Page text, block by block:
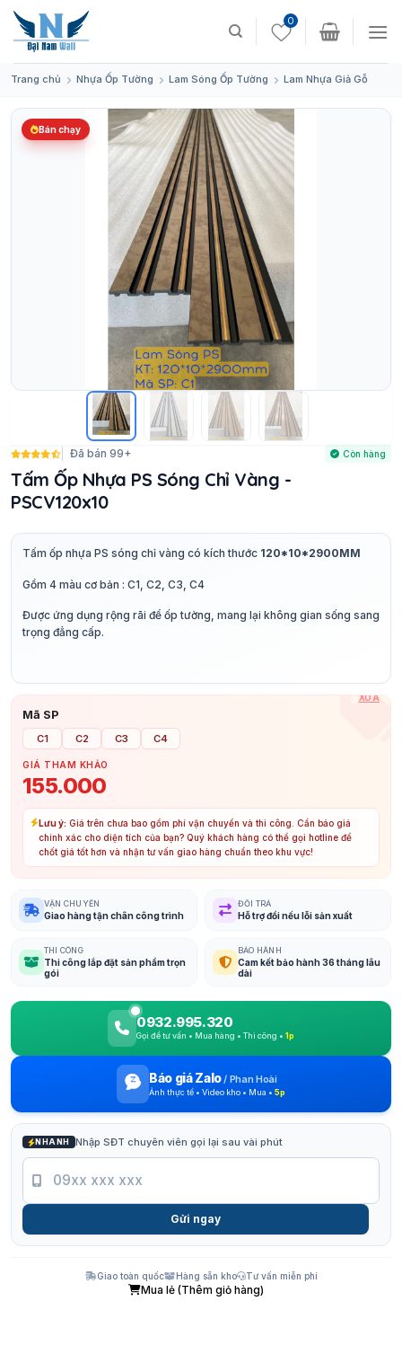
Skip
content
0
Trang chủ Nhựa Ốp Tường Lam Sóng Ốp Tường Lam Nhựa Giả Gỗ
Bán chạy
Đã bán 99+ Còn hàng
Tấm Ốp Nhựa PS Sóng Chỉ Vàng -
PSCV120x10
Tấm ốp nhựa PS sóng chỉ vàng có kích thước 120*10*2900MM
Gồm 4 màu cơ bản : C1, C2, C3, C4
Được ứng dụng rộng rãi để ốp tường, mang lại không gian sống sang
trọng đẳng cấp.
Mã SP
C1 C2 C3 C4
XÓA
GIÁ THAM KHẢO
155.000
Lưu ý: Giá trên chưa bao gồm phí vận chuyển và thi công. Cần báo giá
chính xác cho diện tích của bạn? Quý khách hàng có thể gọi hotline để
chốt giá tốt hơn và nhận tư vấn giao hàng chuẩn theo khu vực!
VẬN CHUYỂN
Giao hàng tận chân công trình
ĐỔI TRẢ
Hỗ trợ đổi nếu lỗi sản xuất
THI CÔNG
Thi công lắp đặt sản phẩm trọn
gói
BẢO HÀNH
Cam kết bảo hành 36 tháng lâu
dài
0932.995.320
Gọi để tư vấn • Mua hàng • Thi công • 1p
Báo giá Zalo/ Phan Hoài
Ảnh thực tế • Video kho • Mua • 5p
NHANH Nhập SĐT chuyên viên gọi lại sau vài phút
Gửi ngay
Giao toàn quốc Hàng sẵn kho Tư vấn miễn phí
Mua lẻ (Thêm giỏ hàng)